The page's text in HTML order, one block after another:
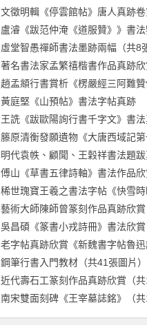
文徵明輯《停雲館帖》唐人真跡卷
盧濬《跋范仲淹《道服贊》》書
虛堂智愚禪師書法墨跡兩幅（共8
著名書法家孟繁禧楷書作品真跡欣
黃庭堅《山預帖》書法字帖真跡
王詵《跋歐陽詢行書千字文》書
傅山《草書五律詩軸》書法作品欣
藝術大師陳師曾篆刻作品真跡欣賞
吳昌碩《篆書小戎詩冊》書法欣賞
鋼筆行書入門教材（共41張圖片）
近代壽石工篆刻作品真跡欣賞（共
南宋雙面刻碑《王宰墓誌銘》（共